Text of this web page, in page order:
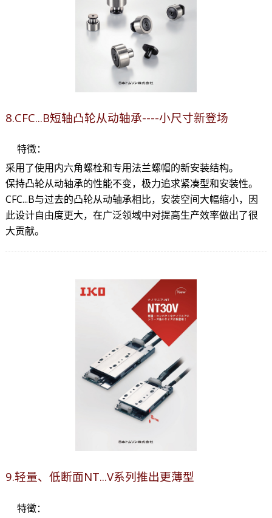
8.CFC...B短轴凸轮从动轴承----小尺寸新登场
特徵：
采用了使用内六角螺栓和专用法兰螺帽的新安装结构。
保持凸轮从动轴承的性能不变，极力追求紧凑型和安装性。
CFC...B与过去的凸轮从动轴承相比，安装空间大幅缩小，因
此设计自由度更大，在广泛领域中对提高生产效率做出了很
大贡献。
9.轻量、低断面NT...V系列推出更薄型
特徵：